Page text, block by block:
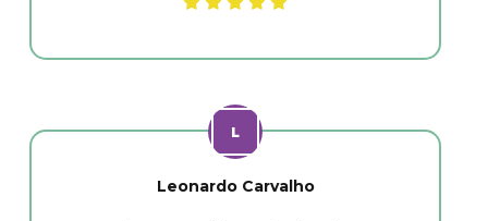
Leonardo Carvalho